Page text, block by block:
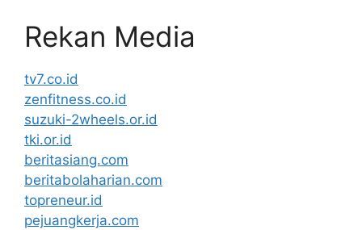
Rekan Media
tv7.co.id
zenfitness.co.id
suzuki-2wheels.or.id
tki.or.id
beritasiang.com
beritabolaharian.com
topreneur.id
pejuangkerja.com